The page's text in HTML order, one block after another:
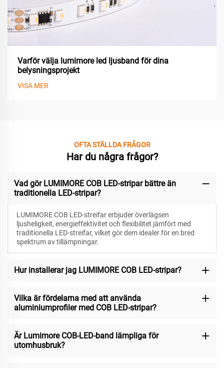
Varför välja lumimore led ljusband för dina
belysningsprojekt
VISA MER
OFTA STÄLLDA FRÅGOR
Har du några frågor?
Vad gör LUMIMORE COB LED-stripar bättre än
traditionella LED-stripar?
LUMIMORE COB LED-streifar erbjuder överlägsen
ljusheligkeit, energieffektivitet och flexibilitet jämfört med
traditionella LED-streifar, vilket gör dem idealer för en bred
spektrum av tillämpningar.
Hur installerar jag LUMIMORE COB LED-stripar?
Vilka är fördelarna med att använda
aluminiumprofiler med COB LED-stripar?
Är Lumimore COB-LED-band lämpliga för
utomhusbruk?